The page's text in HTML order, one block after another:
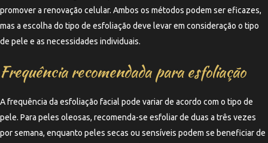
promover a renovação celular. Ambos os métodos podem ser eficazes,
mas a escolha do tipo de esfoliação deve levar em consideração o tipo
de pele e as necessidades individuais.
Frequência recomendada para esfoliação
A frequência da esfoliação facial pode variar de acordo com o tipo de
pele. Para peles oleosas, recomenda-se esfoliar de duas a três vezes
por semana, enquanto peles secas ou sensíveis podem se beneficiar de